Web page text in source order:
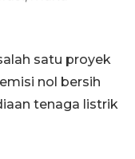
satu proyek
nol bersih
tenaga listrik